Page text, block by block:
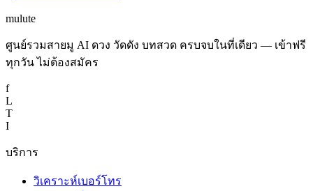
mulute
ศูนย์รวมสายมู AI ดวง วัดดัง บทสวด ครบจบในที่เดียว — เข้าฟรี
ทุกวัน ไม่ต้องสมัคร
f
L
T
I
บริการ
วิเคราะห์เบอร์โทร